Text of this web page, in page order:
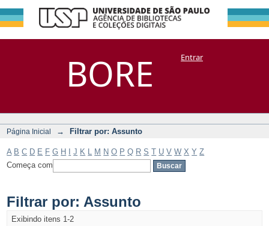
BORE
Filtrar por:
Assunto
DSpace/Manakin + CoriscoEntrar
Página Inicial → Filtrar por: Assunto
A B C D E F G H J K M N O P Q R S T U V W X Y Z
Começa com
Filtrar por: Assunto
Exibindo itens 1-2